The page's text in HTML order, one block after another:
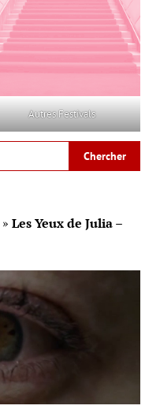
Autres Festivals
» Les Yeux de Julia –